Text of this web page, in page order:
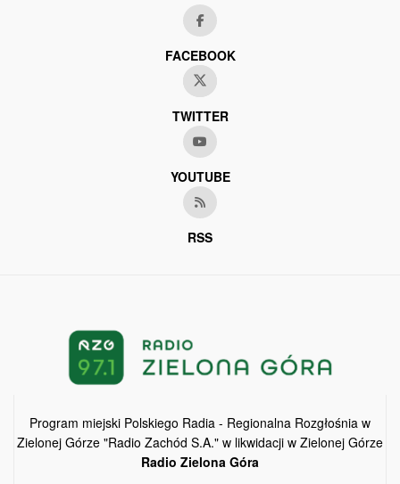
FACEBOOK
TWITTER
YOUTUBE
RSS
Program miejski Polskiego Radia - Regionalna Rozgłośnia w
Zielonej Górze "Radio Zachód S.A." w likwidacji w Zielonej Górze
Radio Zielona Góra